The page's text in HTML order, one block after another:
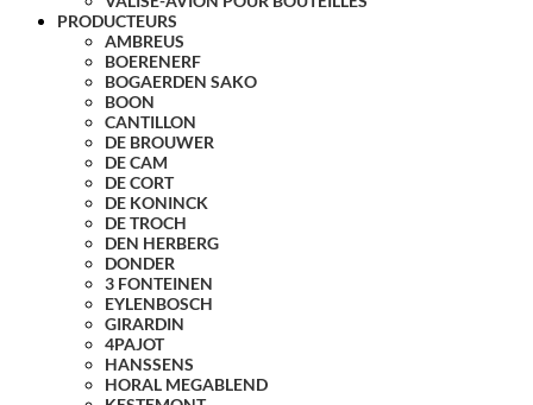
PRODUCTEURS
AMBREUS
BOERENERF
BOGAERDEN SAKO
BOON
CANTILLON
DE BROUWER
DE CAM
DE CORT
DE KONINCK
DE TROCH
DEN HERBERG
DONDER
3 FONTEINEN
EYLENBOSCH
GIRARDIN
4PAJOT
HANSSENS
HORAL MEGABLEND